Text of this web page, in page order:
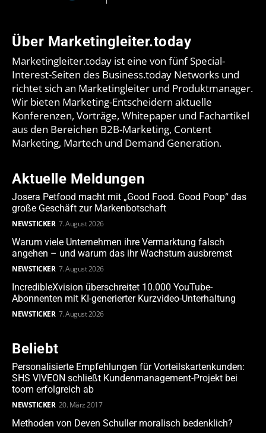
Über Marketingleiter.today
Marketingleiter.today ist eine von fünf Special-
Interest-Seiten des Business.today Networks und
richtet sich an Marketingleiter und Produktmanager.
Wir bieten Marketing-Entscheidern aktuelle
Konferenzen, Vorträge, Whitepaper und Fachartikel
aus den Bereichen B2B-Marketing, Content
Marketing, Martech und Demand Generation.
Aktuelle Meldungen
Josera Petfood macht mit „Good Food. Good Poop“ das
große Geschäft zur Markenbotschaft
NEWSTICKER 7. August 2026
Warum viele Unternehmen ihre Vermarktung falsch
angehen – und warum das ihr Wachstum ausbremst
NEWSTICKER 7. August 2026
IncredibleXvision überschreitet 10.000 YouTube-
Abonnenten mit KI-generierter Kurzvideo-Unterhaltung
NEWSTICKER 7. August 2026
Beliebt
Personalisierte Empfehlungen für Vorteilskartenkunden:
SHS VIVEON schließt Kundenmanagement-Projekt bei
toom erfolgreich ab
NEWSTICKER 20. März 2017
Methoden von Deven Schuller moralisch bedenklich?